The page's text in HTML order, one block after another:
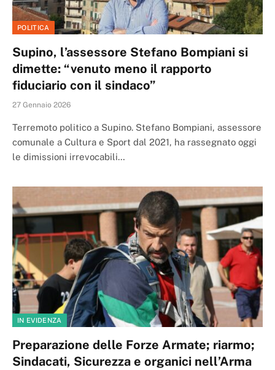
POLITICA
Supino, l’assessore Stefano Bompiani si
dimette: “venuto meno il rapporto
fiduciario con il sindaco”
27 Gennaio 2026
Terremoto politico a Supino. Stefano Bompiani, assessore
comunale a Cultura e Sport dal 2021, ha rassegnato oggi
le dimissioni irrevocabili…
IN EVIDENZA
Preparazione delle Forze Armate; riarmo;
Sindacati, Sicurezza e organici nell’Arma